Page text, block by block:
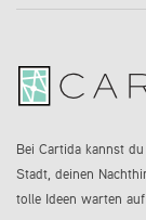
Bei Cartida kannst
Stadt, deinen
tolle Ideen warten